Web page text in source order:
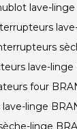
lave-
lave-linge
four
lave-linge
linge